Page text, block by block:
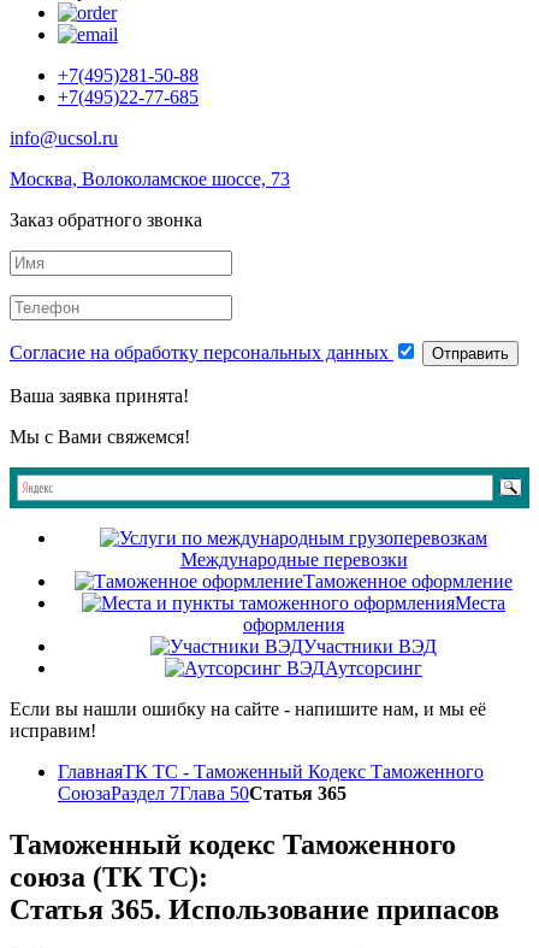
+7(495)281-50-88
+7(495)22-77-685
info@ucsol.ru
Москва, Волоколамское шоссе, 73
Заказ обратного звонка
Согласие на обработку персональных данных Отправить
Ваша заявка принята!
Мы с Вами свяжемся!
Международные перевозки
Таможенное оформление
Места
оформления
Участники ВЭД
Аутсорсинг
Если вы нашли ошибку на сайте - напишите нам, и мы её
исправим!
ГлавнаяТК ТС - Таможенный Кодекс Таможенного
СоюзаРаздел 7Глава 50Статья 365
Таможенный кодекс Таможенного
союза (ТК ТС):
Статья 365. Использование припасов